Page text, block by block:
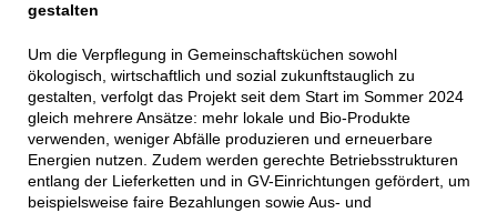
gestalten
Um die Verpflegung in Gemeinschaftsküchen sowohl
ökologisch, wirtschaftlich und sozial zukunftstauglich zu
gestalten, verfolgt das Projekt seit dem Start im Sommer 2024
gleich mehrere Ansätze: mehr lokale und Bio-Produkte
verwenden, weniger Abfälle produzieren und erneuerbare
Energien nutzen. Zudem werden gerechte Betriebsstrukturen
entlang der Lieferketten und in GV-Einrichtungen gefördert, um
beispielsweise faire Bezahlungen sowie Aus- und